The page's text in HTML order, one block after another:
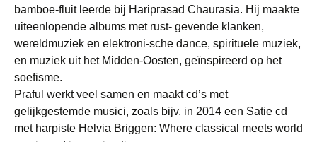
bamboe-fluit leerde bij Hariprasad Chaurasia. Hij maakte
uiteenlopende albums met rust- gevende klanken,
wereldmuziek en elektroni-sche dance, spirituele muziek,
en muziek uit het Midden-Oosten, geïnspireerd op het
soefisme.
Praful werkt veel samen en maakt cd’s met
gelijkgestemde musici, zoals bijv. in 2014 een Satie cd
met harpiste Helvia Briggen: Where classical meets world